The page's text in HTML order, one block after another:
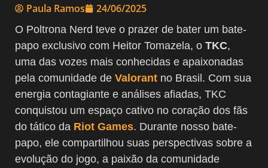
Paula Ramos 24/06/2025
O Poltrona Nerd teve o prazer de bater um bate-
papo exclusivo com Heitor Tomazela, o TKC,
uma das vozes mais conhecidas e apaixonadas
pela comunidade de Valorant no Brasil. Com sua
energia contagiante e análises afiadas, TKC
conquistou um espaço cativo no coração dos fãs
do tático da Riot Games. Durante nosso bate-
papo, ele compartilhou suas perspectivas sobre a
evolução do jogo, a paixão da comunidade